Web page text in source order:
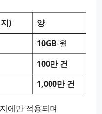
)
양
10GB-월
100만 건
1,000만 건
에만 적용되며